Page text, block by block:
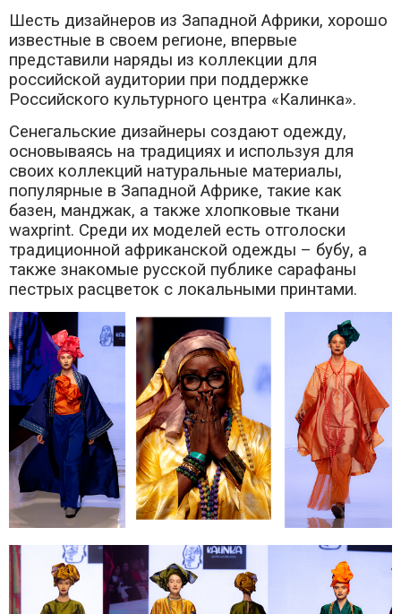
Шесть дизайнеров из Западной Африки, хорошо
известные в своем регионе, впервые
представили наряды из коллекции для
российской аудитории при поддержке
Российского культурного центра «Калинка».
Сенегальские дизайнеры создают одежду,
основываясь на традициях и используя для
своих коллекций натуральные материалы,
популярные в Западной Африке, такие как
базен, манджак, а также хлопковые ткани
waxprint. Среди их моделей есть отголоски
традиционной африканской одежды – бубу, а
также знакомые русской публике сарафаны
пестрых расцветок с локальными принтами.